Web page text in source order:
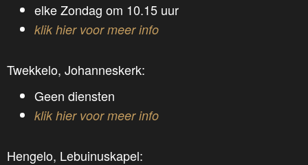
elke Zondag om 10.15 uur
klik hier voor meer info
Twekkelo, Johanneskerk:
Geen diensten
klik hier voor meer info
Hengelo, Lebuinuskapel: